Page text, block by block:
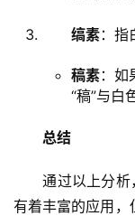
缟素：指
稿素：如
“稿”与白
总结
通过以上分析，
有着丰富的应用，